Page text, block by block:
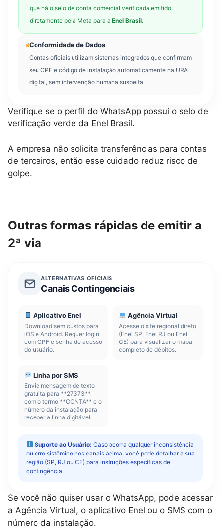
que há o selo de conta comercial verificada emitido
diretamente pela Meta para aEnel Brasil.
Conformidade de Dados
Contas oficiais utilizam sistemas integrados que confirmam
seu CPF e código de instalação automaticamente na URA
digital, sem intervenção humana suspeita.
Verifique se o perfil do WhatsApp possui o selo de
verificação verde da Enel Brasil.
A empresa não solicita transferências para contas
de terceiros, então esse cuidado reduz risco de
golpe.
Outras formas rápidas de emitir a
2ª via
ALTERNATIVAS OFICIAIS
Canais Contingenciais
Aplicativo Enel
Download sem custos para
iOS e Android. Requer login
com CPF e senha de acesso
do usuário.
Agência Virtual
Acesse o site regional direto
(Enel SP, Enel RJ ou Enel
CE) para visualizar o mapa
completo de débitos.
Linha por SMS
Envie mensagem de texto
gratuita para **27373**
com o termo **CONTA** e o
número da instalação para
receber a linha digitável.
Suporte ao Usuário: Caso ocorra qualquer inconsistência
ou erro sistêmico nos canais acima, você pode detalhar a sua
região (SP, RJ ou CE) para instruções específicas de
contingência.
Se você não quiser usar o WhatsApp, pode acessar
a Agência Virtual, o aplicativo Enel ou o SMS com o
número da instalação.